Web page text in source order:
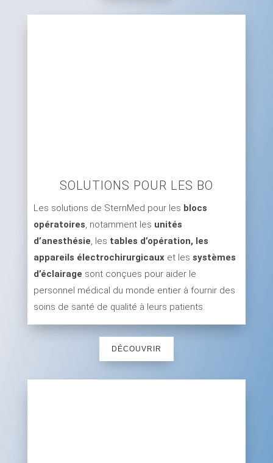
SOLUTIONS POUR LES BO
Les solutions de SternMed pour les blocs
opératoires, notamment les unités
d’anesthésie, les tables d’opération, les
appareils électrochirurgicauxet les systèmes
d’éclairage sont conçues pour aider le
personnel médical du monde entier à fournir des
soins de santé de qualité à leurs patients.
DÉCOUVRIR